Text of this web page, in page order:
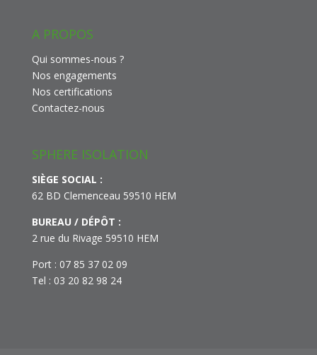
A PROPOS
Qui sommes-nous ?
Nos engagements
Nos certifications
Contactez-nous
SPHERE ISOLATION
SIÈGE SOCIAL :
62 BD Clemenceau 59510 HEM
BUREAU / DÉPÔT :
2 rue du Rivage 59510 HEM
Port : 07 85 37 02 09
Tel : 03 20 82 98 24